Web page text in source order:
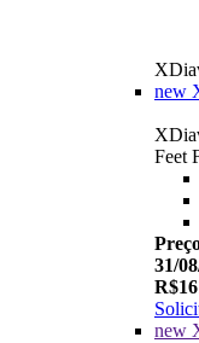
new
Feet
31/
new